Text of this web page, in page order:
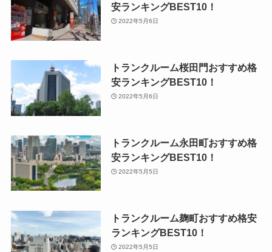
安ランキングBEST10！
2022年5月6日
トランクルーム桜田門おすすめ格
安ランキングBEST10！
2022年5月6日
トランクルーム永田町おすすめ格
安ランキングBEST10！
2022年5月5日
トランクルーム麹町おすすめ格安
ランキングBEST10！
2022年5月5日